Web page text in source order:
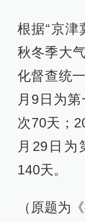
根据“京津
秋冬季大
化督查统
月9日为
次70天；
月29日为
140天。
（原题为